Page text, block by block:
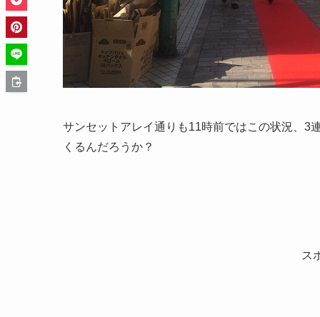
サンセットアレイ通りも11時前ではこの状況、3
くるんだろうか？
ス